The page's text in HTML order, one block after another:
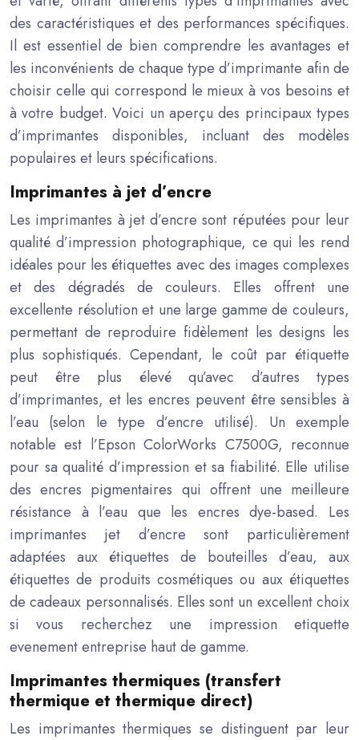
des caractéristiques et des performances spécifiques.
Il est essentiel de bien comprendre les avantages et
les inconvénients de chaque type d’imprimante afin de
choisir celle qui correspond le mieux à vos besoins et
à votre budget. Voici un aperçu des principaux types
d’imprimantes disponibles, incluant des modèles
populaires et leurs spécifications.
Imprimantes à jet d’encre
Les imprimantes à jet d’encre sont réputées pour leur
qualité d’impression photographique, ce qui les rend
idéales pour les étiquettes avec des images complexes
et des dégradés de couleurs. Elles offrent une
excellente résolution et une large gamme de couleurs,
permettant de reproduire fidèlement les designs les
plus sophistiqués. Cependant, le coût par étiquette
peut être plus élevé qu’avec d’autres types
d’imprimantes, et les encres peuvent être sensibles à
l’eau (selon le type d’encre utilisé). Un exemple
notable est l’Epson ColorWorks C7500G, reconnue
pour sa qualité d’impression et sa fiabilité. Elle utilise
des encres pigmentaires qui offrent une meilleure
résistance à l’eau que les encres dye-based. Les
imprimantes jet d’encre sont particulièrement
adaptées aux étiquettes de bouteilles d’eau, aux
étiquettes de produits cosmétiques ou aux étiquettes
de cadeaux personnalisés. Elles sont un excellent choix
si vous recherchez une impression etiquette
evenement entreprise haut de gamme.
Imprimantes thermiques (transfert
thermique et thermique direct)
Les imprimantes thermiques se distinguent par leur